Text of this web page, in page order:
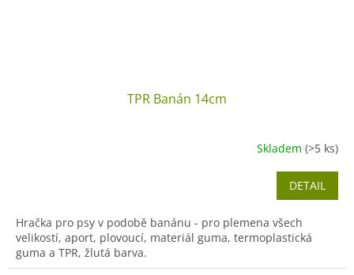
TPR Banán 14cm
Skladem (>5 ks)
DETAIL
Hračka pro psy v podobě banánu - pro plemena všech
velikostí, aport, plovoucí, materiál guma, termoplastická
guma a TPR, žlutá barva.